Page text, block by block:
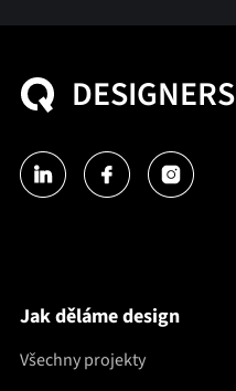
Jak děláme design
Všechny projekty
DESIGNERS